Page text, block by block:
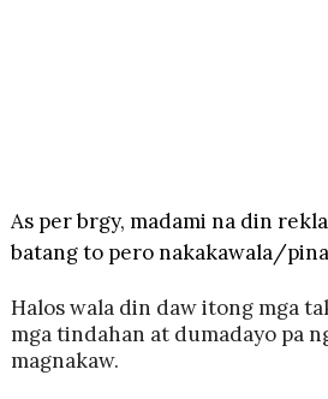
As per brgy, madami na din
batang to pero nakakawala/
Halos wala din daw itong mga
mga tindahan at dumadayo pa
magnakaw.